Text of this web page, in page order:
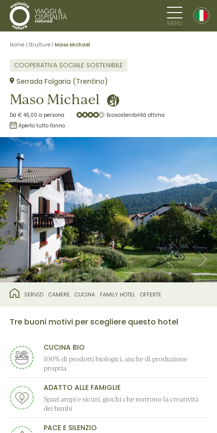
MENU
Home | Strutture | Maso Michael
COOPERATIVA SOCIALE SOSTENIBILE
Serrada Folgaria (Trentino)
Maso Michael
Da € 45,00 a persona
Ecosostenibilità ottima
Aperto tutto l'anno
SERVIZI CAMERE CUCINA FAMILY HOTEL OFFERTE
Tre buoni motivi per scegliere questo hotel
CUCINA BIO
100% di prodotti biologici, anche di produzione
propria
ADATTO ALLE FAMIGLIE
Spazi ampi e sicuri, giochi che nutrono la creatività
dei bimbi
PACE E SILENZIO